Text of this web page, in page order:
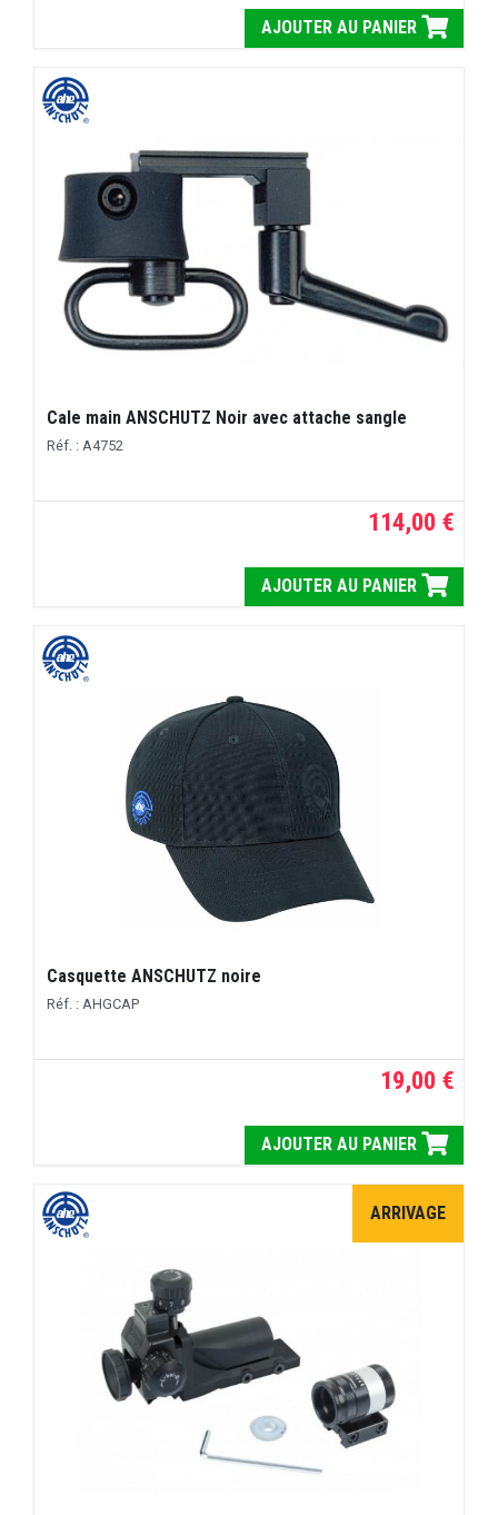
AJOUTER AU PANIER
Cale main ANSCHUTZ Noir avec attache sangle
Réf. : A4752
114,00 €
AJOUTER AU PANIER
Casquette ANSCHUTZ noire
Réf. : AHGCAP
19,00 €
AJOUTER AU PANIER
ARRIVAGE